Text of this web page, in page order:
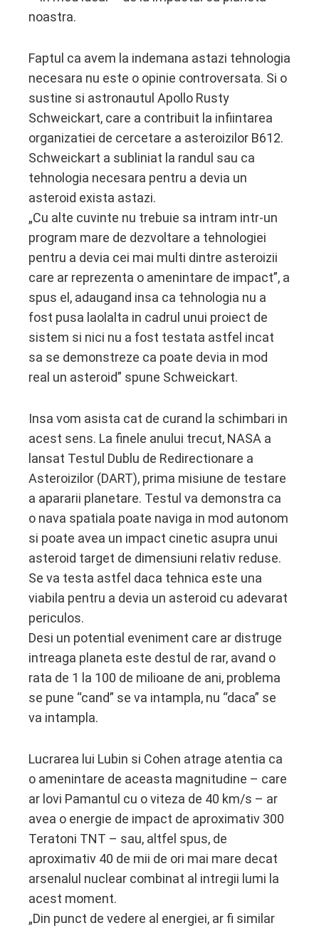
noastra.
Faptul ca avem la indemana astazi tehnologia
necesara nu este o opinie controversata. Si o
sustine si astronautul Apollo Rusty
Schweickart, care a contribuit la infiintarea
organizatiei de cercetare a asteroizilor B612.
Schweickart a subliniat la randul sau ca
tehnologia necesara pentru a devia un
asteroid exista astazi.
„Cu alte cuvinte nu trebuie sa intram intr-un
program mare de dezvoltare a tehnologiei
pentru a devia cei mai multi dintre asteroizii
care ar reprezenta o amenintare de impact”, a
spus el, adaugand insa ca tehnologia nu a
fost pusa laolalta in cadrul unui proiect de
sistem si nici nu a fost testata astfel incat
sa se demonstreze ca poate devia in mod
real un asteroid” spune Schweickart.
Insa vom asista cat de curand la schimbari in
acest sens. La finele anului trecut, NASA a
lansat Testul Dublu de Redirectionare a
Asteroizilor (DART), prima misiune de testare
a apararii planetare. Testul va demonstra ca
o nava spatiala poate naviga in mod autonom
si poate avea un impact cinetic asupra unui
asteroid target de dimensiuni relativ reduse.
Se va testa astfel daca tehnica este una
viabila pentru a devia un asteroid cu adevarat
periculos.
Desi un potential eveniment care ar distruge
intreaga planeta este destul de rar, avand o
rata de 1 la 100 de milioane de ani, problema
se pune “cand” se va intampla, nu “daca” se
va intampla.
Lucrarea lui Lubin si Cohen atrage atentia ca
o amenintare de aceasta magnitudine – care
ar lovi Pamantul cu o viteza de 40 km/s – ar
avea o energie de impact de aproximativ 300
Teratoni TNT – sau, altfel spus, de
aproximativ 40 de mii de ori mai mare decat
arsenalul nuclear combinat al intregii lumi la
acest moment.
„Din punct de vedere al energiei, ar fi similar